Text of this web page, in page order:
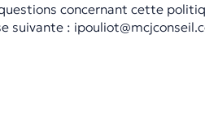
concernant cette
suivante :